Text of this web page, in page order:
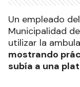
Un empleado
Municipalidad de
utilizar la
mostrando
subía a una